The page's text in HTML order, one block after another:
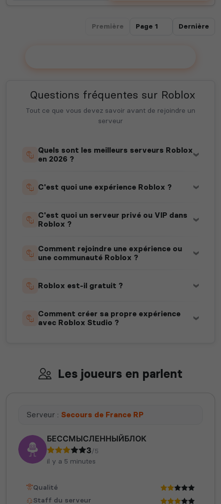
Première Dernière
Questions fréquentes sur Roblox
Tout ce que vous devez savoir avant de rejoindre un
serveur
Quels sont les meilleurs serveurs Roblox
en 2026 ?
C'est quoi une expérience Roblox ?
C'est quoi un serveur privé ou VIP dans
Roblox ?
Comment rejoindre une expérience ou
une communauté Roblox ?
Roblox est-il gratuit ?
Comment créer sa propre expérience
avec Roblox Studio ?
Les joueurs en parlent
Serveur : Secours de France RP
БЕССМЫСЛЕННЫЙБЛОК
3/5
il y a 5 minutes
Qualité
Staff du serveur